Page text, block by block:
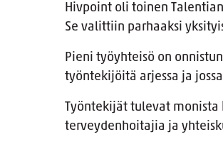
Hivpoint oli toinen
Se valittiin parhaaksi
Pieni työyhteisö on
työntekijöitä arjessa ja
Työntekijät tulevat monista
terveydenhoitajia ja